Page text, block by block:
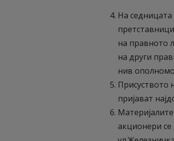
На
на правното
на други
нив
Присуството
пријават
акционери